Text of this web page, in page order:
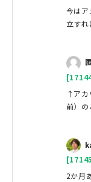
今は
立す
↑アカ
前）の
2か月